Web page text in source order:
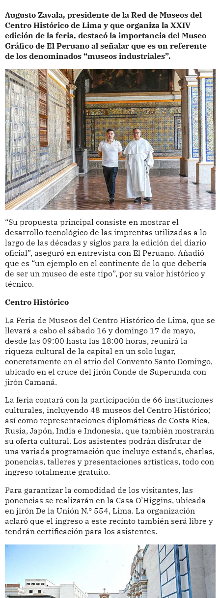
Augusto Zavala, presidente de la Red de Museos del
Centro Histórico de Lima y que organiza la XXIV
edición de la feria, destacó la importancia del Museo
Gráfico de El Peruano al señalar que es un referente
de los denominados “museos industriales”.
“Su propuesta principal consiste en mostrar el
desarrollo tecnológico de las imprentas utilizadas a lo
largo de las décadas y siglos para la edición del diario
oficial”, aseguró en entrevista con El Peruano. Añadió
que es “un ejemplo en el continente de lo que debería
de ser un museo de este tipo”, por su valor histórico y
técnico.
Centro Histórico
La Feria de Museos del Centro Histórico de Lima, que se
llevará a cabo el sábado 16 y domingo 17 de mayo,
desde las 09:00 hasta las 18:00 horas, reunirá la
riqueza cultural de la capital en un solo lugar,
concretamente en el atrio del Convento Santo Domingo,
ubicado en el cruce del jirón Conde de Superunda con
jirón Camaná.
La feria contará con la participación de 66 instituciones
culturales, incluyendo 48 museos del Centro Histórico;
así como representaciones diplomáticas de Costa Rica,
Rusia, Japón, India e Indonesia, que también mostrarán
su oferta cultural. Los asistentes podrán disfrutar de
una variada programación que incluye estands, charlas,
ponencias, talleres y presentaciones artísticas, todo con
ingreso totalmente gratuito.
Para garantizar la comodidad de los visitantes, las
ponencias se realizarán en la Casa O’Higgins, ubicada
en jirón De la Unión N.° 554, Lima. La organización
aclaró que el ingreso a este recinto también será libre y
tendrán certificación para los asistentes.